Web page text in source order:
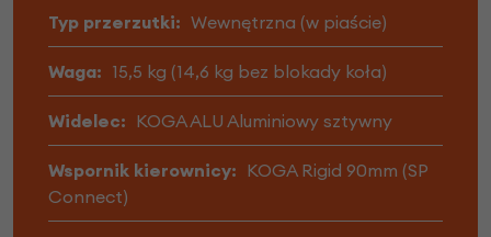
Typ przerzutki: Wewnętrzna (w piaście)
Waga: 15,5 kg (14,6 kg bez blokady koła)
Widelec: KOGA ALU Aluminiowy sztywny
Wspornik kierownicy: KOGA Rigid 90mm (SP
Connect)